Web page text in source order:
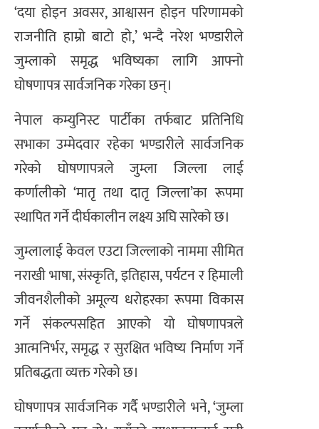
‘दया होइन अवसर, आश्वासन होइन परिणामको
राजनीति हाम्रो बाटो हो,’ भन्दै नरेश भण्डारीले
जुम्लाको समृद्ध भविष्यका लागि आफ्नो
घोषणापत्र सार्वजनिक गरेका छन्।
नेपाल कम्युनिस्ट पार्टीका तर्फबाट प्रतिनिधि
सभाका उम्मेदवार रहेका भण्डारीले सार्वजनिक
गरेको घोषणापत्रले जुम्ला जिल्ला लाई
कर्णालीको ‘मातृ तथा दातृ जिल्ला’का रूपमा
स्थापित गर्ने दीर्घकालीन लक्ष्य अघि सारेको छ।
जुम्लालाई केवल एउटा जिल्लाको नाममा सीमित
नराखी भाषा, संस्कृति, इतिहास, पर्यटन र हिमाली
जीवनशैलीको अमूल्य धरोहरका रूपमा विकास
गर्ने संकल्पसहित आएको यो घोषणापत्रले
आत्मनिर्भर, समृद्ध र सुरक्षित भविष्य निर्माण गर्ने
प्रतिबद्धता व्यक्त गरेको छ।
घोषणापत्र सार्वजनिक गर्दै भण्डारीले भने, ‘जुम्ला